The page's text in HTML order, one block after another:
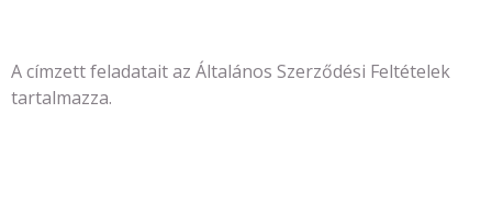
A címzett feladatait az Általános Szerződési Feltételek
tartalmazza.